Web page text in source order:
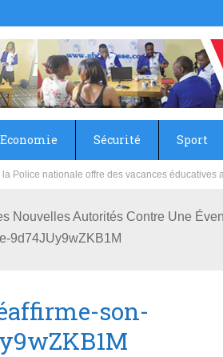
Economie Sécurité Sport
du Camp Général Aboubacar Sangoulé
Nouvelles Autorités Contre Une
9d74JUy9wZKB1M
son-